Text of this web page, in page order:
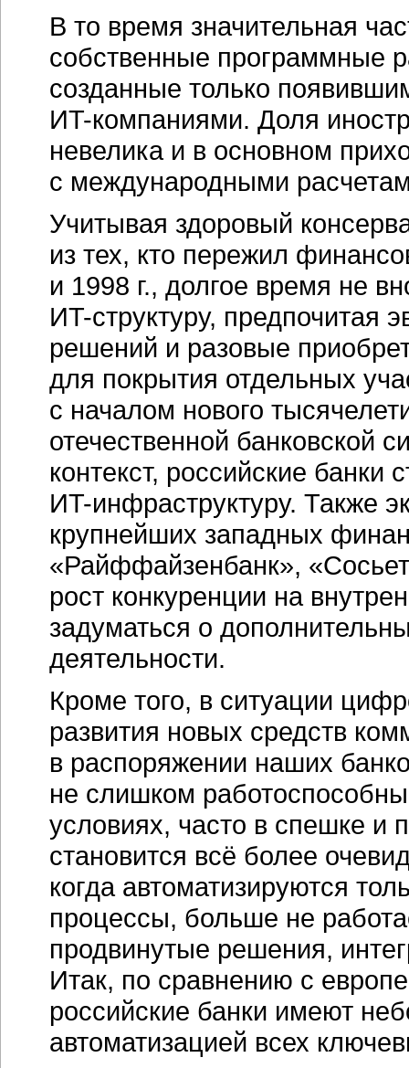
В то время значительная
собственные программные
созданные только
ИT-компаниями. Доля
невелика и в основном
с международными
Учитывая здоровый
из тех, кто пережил
и 1998 г., долгое время не
ИT-структуру, предпочитая
решений и разовые
для покрытия отдельных
с началом нового
отечественной банковской
контекст, российские банки
ИT-инфраструктуру. Также
крупнейших западных
«Райффайзенбанк»,
рост конкуренции на
задуматься о
деятельности.
Кроме того, в ситуации
развития новых средств
в распоряжении наших
не слишком
условиях, часто в спешке и
становится всё более
когда автоматизируются
процессы, больше не
продвинутые решения,
Итак, по сравнению с
российские банки имеют
автоматизацией всех